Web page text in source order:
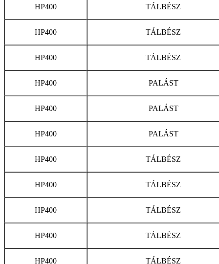
HP400 TÁLBÉSZ
HP400 TÁLBÉSZ
HP400 TÁLBÉSZ
HP400 PALÁST
HP400 PALÁST
HP400 PALÁST
HP400 TÁLBÉSZ
HP400 TÁLBÉSZ
HP400 TÁLBÉSZ
HP400 TÁLBÉSZ
HP400 TÁLBÉSZ